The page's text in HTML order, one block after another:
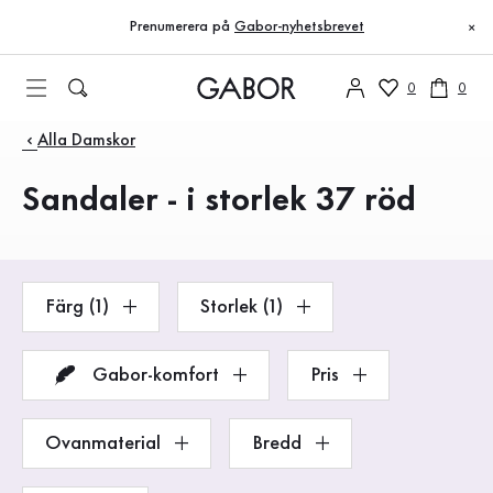
Till innehållsförteckning
Till huvudnavigation
Prenumerera på Gabor-nyhetsbrevet ×
0 0
Produkter
Alla Damskor
Sandaler - i storlek 37 röd
Färg (1) Storlek (1)
Gabor-komfort Pris
Ovanmaterial Bredd